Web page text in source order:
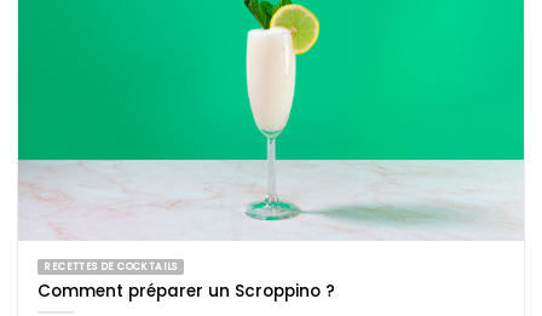
RECETTES DE COCKTAILS
Comment préparer un Scroppino ?